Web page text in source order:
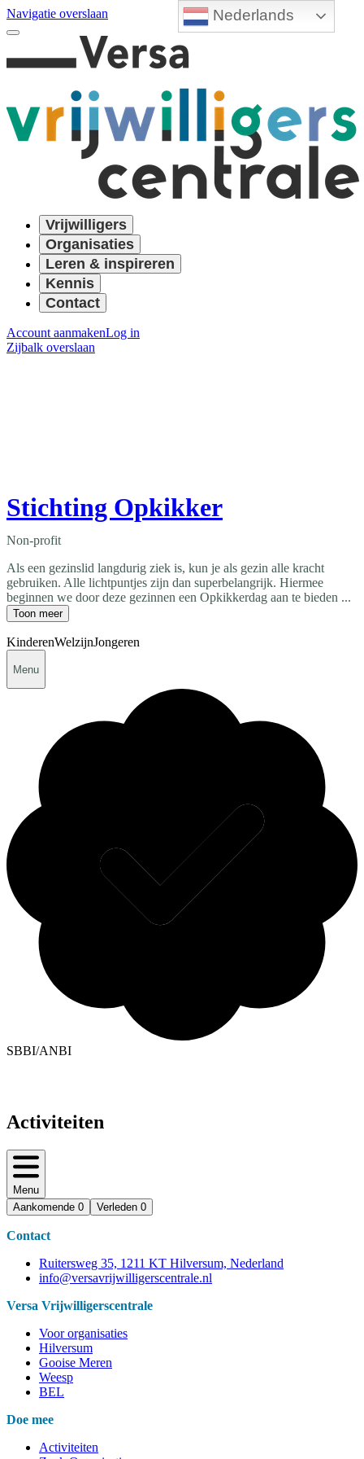
Nederlands
Navigatie overslaan
Vrijwilligers
Organisaties
Leren & inspireren
Kennis
Contact
Account aanmakenLog in
Zijbalk overslaan
Stichting Opkikker
Non-profit
Als een gezinslid langdurig ziek is, kun je als gezin alle kracht
gebruiken. Alle lichtpuntjes zijn dan superbelangrijk. Hiermee
beginnen we door deze gezinnen een Opkikkerdag aan te bieden ...
Toon meer
KinderenWelzijnJongeren
Menu
SBBI/ANBI
Activiteiten
Menu
Aankomende 0 Verleden 0
Contact
Ruitersweg 35, 1211 KT Hilversum, Nederland
info@versavrijwilligerscentrale.nl
Versa Vrijwilligerscentrale
Voor organisaties
Hilversum
Gooise Meren
Weesp
BEL
Doe mee
Activiteiten